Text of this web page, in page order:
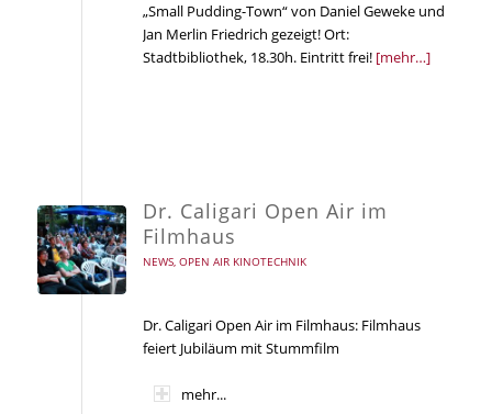
„Small Pudding-Town“ von Daniel Geweke und
Jan Merlin Friedrich gezeigt! Ort:
Stadtbibliothek, 18.30h. Eintritt frei! [mehr…]
Dr. Caligari Open Air im
Filmhaus
NEWS, OPEN AIR KINOTECHNIK
Dr. Caligari Open Air im Filmhaus: Filmhaus
feiert Jubiläum mit Stummfilm
mehr...